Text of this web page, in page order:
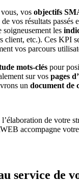
vos objectifs
vos résultats passés
soigneusement les
client, etc.). Ces KPI
vos parcours
mots-clés pour
sur vos pages
un document de
l’élaboration de votre
accompagne
service de